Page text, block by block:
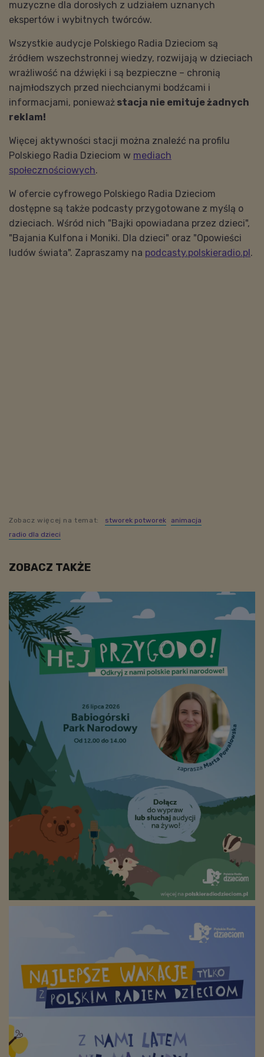
muzyczne dla dorosłych z udziałem uznanych
ekspertów i wybitnych twórców.
Wszystkie audycje Polskiego Radia Dzieciom są
źródłem wszechstronnej wiedzy, rozwijają w dzieciach
wrażliwość na dźwięki i są bezpieczne – chronią
najmłodszych przed niechcianymi bodźcami i
informacjami, ponieważ stacja nie emituje żadnych
reklam!
Więcej aktywności stacji można znaleźć na profilu
Polskiego Radia Dzieciom w mediach
społecznościowych.
W ofercie cyfrowego Polskiego Radia Dzieciom
dostępne są także podcasty przygotowane z myślą o
dzieciach. Wśród nich "Bajki opowiadana przez dzieci",
"Bajania Kulfona i Moniki. Dla dzieci" oraz "Opowieści
ludów świata". Zapraszamy na podcasty.polskieradio.pl.
Zobacz więcej na temat: stworek potworek
animacja
radio dla dzieci
ZOBACZ TAKŻE